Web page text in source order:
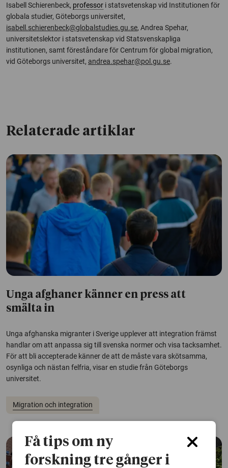
Isabell Schierenbeck, professor i statsvetenskap vid Institutionen för
globala studier, Göteborgs universitet,
isabell.schierenbeck@globalstudies.gu.se, Andrea Spehar,
universitetslektor i statsvetenskap vid Statsvenskapliga
institutionen, samt föreståndare för Centrum för global migration,
vid Göteborgs universitet, andrea.spehar@pol.gu.se.
Relaterade artiklar
Unga afghaner känner en press att
smälta in
Unga afghanska migranter i Sverige upplever att integration främst
handlar om att anpassa sig till svenska normer och visa tacksamhet.
För att bli accepterade känner de att de måste vara skötsamma,
osynliga och nästan felfria, visar en studie från Göteborgs
universitet.
Migration och integration
Få tips om ny
forskning tre gånger i